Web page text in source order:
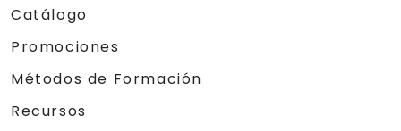
Catálogo
Promociones
Métodos de Formación
Recursos